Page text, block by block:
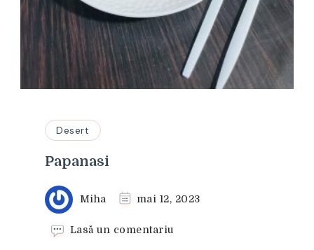
Desert
Papanasi
Miha mai 12, 2023
Lasă un comentariu